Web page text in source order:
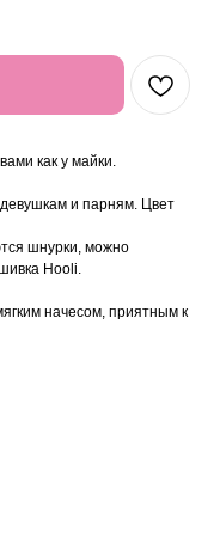
как у майки.
и парням. Цвет
шнурки, можно
Hooli.
начесом, приятным к